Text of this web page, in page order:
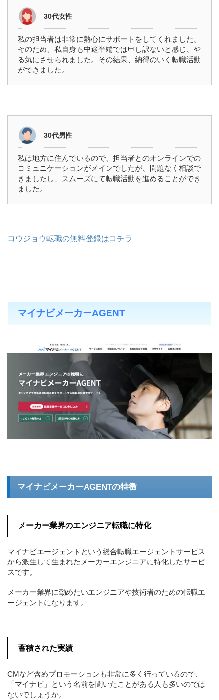
30代女性
私の担当者は非常に熱心にサポートをしてくれました。
そのため、私自身も中途半端では申し訳ないと感じ、や
る気にさせられました。その結果、納得のいく転職活動
ができました。
30代男性
私は地方に住んでいるので、担当者とのオンラインでの
コミュニケーションがメインでしたが、問題なく相談で
きましたし、スムーズにて転職活動を進めることができ
ました。
コウジョウ転職の無料登録はコチラ
マイナビメーカーAGENT
マイナビメーカーAGENTの特徴
メーカー業界のエンジニア転職に特化
マイナビエージェントという総合転職エージェントサービス
から派生して生まれたメーカーエンジニアに特化したサービ
スです。
メーカー業界に勤めたいエンジニアや技術者のための転職エ
ージェントになります。
蓄積された実績
CMなど含めプロモーションも非常に多く行っているので、
「マイナビ」という名前を聞いたことがある人も多いのでは
ないでしょうか。